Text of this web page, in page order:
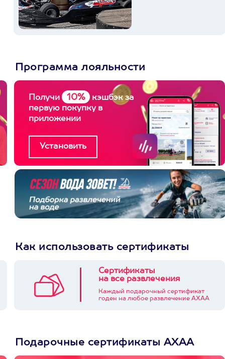
Программа лояльности
Получи 10%
кэшбэк за
первую покупку в
приложении
Как использовать сертификаты
Сертификаты
на все развлечения
Каждый подарочный сертификат
годен на любое развлечение АХАА
Подарочные сертификаты АХАА